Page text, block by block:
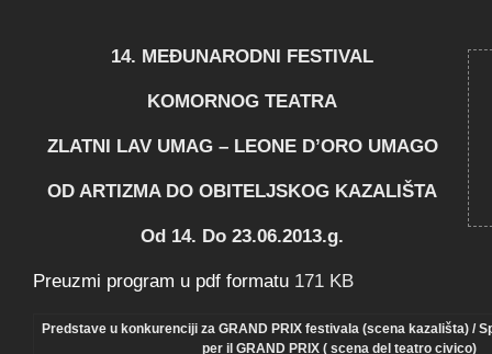
14. MEĐUNARODNI FESTIVAL
KOMORNOG TEATRA
ZLATNI LAV UMAG – LEONE D’ORO UMAGO
OD ARTIZMA DO OBITELJSKOG KAZALIŠTA
Od 14. Do 23.06.2013.g.
Preuzmi program u pdf formatu 171 KB
Predstave u konkurenciji za GRAND PRIX festivala (scena kazališta) /
per il GRAND PRIX ( scena del teatro civico)